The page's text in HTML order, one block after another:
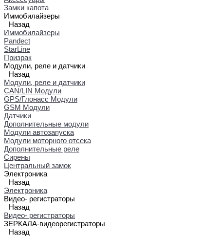
Замки капота
Иммобилайзеры
Назад
Иммобилайзеры
Pandect
StarLine
Призрак
Модули, реле и датчики
Назад
Модули, реле и датчики
CAN/LIN Модули
GPS/Глонасс Модули
GSM Модули
Датчики
Дополнительные модули
Модули автозапуска
Модули моторного отсека
Дополнительные реле
Сирены
Центральный замок
Электроника
Назад
Электроника
Видео- регистраторы
Назад
Видео- регистраторы
ЗЕРКАЛА-видеорегистраторы
Назад